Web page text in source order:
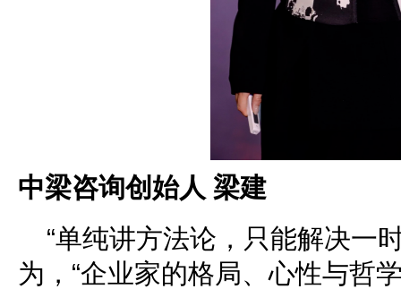
中梁咨询创始人 梁建
“单纯讲方法论，只能解决一
为，“企业家的格局、心性与哲